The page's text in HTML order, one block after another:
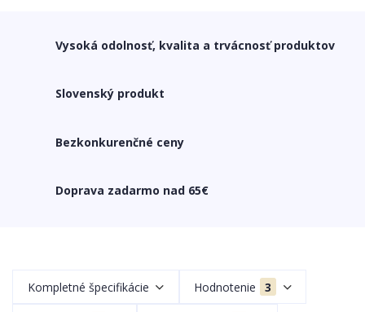
Vysoká odolnosť, kvalita a trvácnosť produktov
Slovenský produkt
Bezkonkurenčné ceny
Doprava zadarmo nad 65€
Kompletné špecifikácie Hodnotenie 3